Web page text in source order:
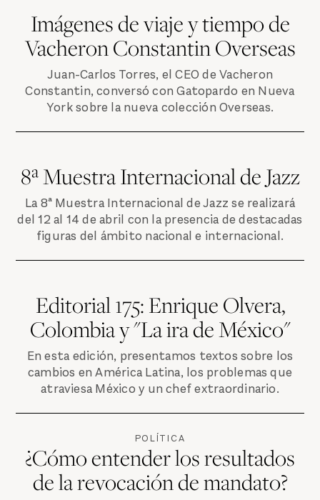
Imágenes de viaje y tiempo de
Vacheron Constantin Overseas
Juan-Carlos Torres, el CEO de Vacheron
Constantin, conversó con Gatopardo en Nueva
York sobre la nueva colección Overseas.
8ª Muestra Internacional de Jazz
La 8ª Muestra Internacional de Jazz se realizará
del 12 al 14 de abril con la presencia de destacadas
figuras del ámbito nacional e internacional.
Editorial 175: Enrique Olvera,
Colombia y "La ira de México"
En esta edición, presentamos textos sobre los
cambios en América Latina, los problemas que
atraviesa México y un chef extraordinario.
POLÍTICA
¿Cómo entender los resultados
de la revocación de mandato?